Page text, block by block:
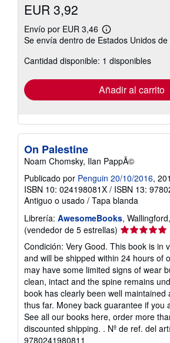
EUR 3,92
Envío por EUR 3,46
Más
información
las
tarifas
envío
Se envía dentro de Estados Unidos
Cantidad disponible: 1 disponibles
Añadir al carrito
On Palestine
Noam Chomsky, Ilan PappÃ©
Publicado por Penguin 20/10/2016,
ISBN 10: 024198081X / ISBN 13:
Antiguo o usado / Tapa blanda
Librería: AwesomeBooks,
(vendedor de 5 estrellas) Calificación
del
vendedor:
5
de
5
estrellas
Condición: Very Good. This book is in
and will be shipped within 24 hours of
may have some limited signs of wear
clean, intact and the spine remains
book has clearly been well maintained
thus far. Money back guarantee if you
See all our books here, order more
discounted shipping. . Nº de ref. del
9780241980811